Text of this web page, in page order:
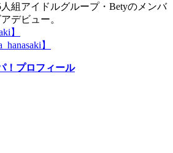
組アイドルグループ・Betyのメンバ
デビュー。
】
】
！プロフィール